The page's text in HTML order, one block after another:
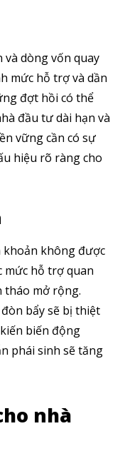
.
Subscribers
dòng vốn quay
mức hỗ trợ và dần
đợt hồi có thể
đầu tư dài hạn và
vững cần có sự
hiệu rõ ràng cho
khoản không được
mức hỗ trợ quan
tháo mở rộng.
bẩy sẽ bị thiệt
biến động
phái sinh sẽ tăng
nhà